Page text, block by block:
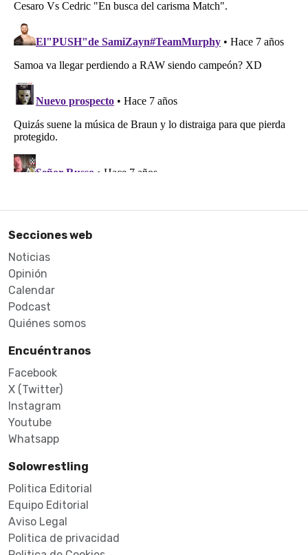
Secciones web
Noticias
Opinión
Calendar
Podcast
Quiénes somos
Encuéntranos
Facebook
X (Twitter)
Instagram
Youtube
Whatsapp
Solowrestling
Politica Editorial
Equipo Editorial
Aviso Legal
Politica de privacidad